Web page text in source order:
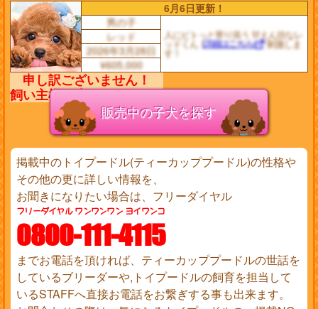
6月6日更新！
男の子
人にピトっと寄り添う 甘えん坊なレ
ッドくん！ 母性本能Maxで刺激しま
す！
詳細はこちら
レッド
2026年3月28日
¥605,000
販売中の子犬を探す
掲載中のトイプードル(ティーカッププードル)の性格や
その他の更に詳しい情報を、
お聞きになりたい場合は、フリーダイヤル
0800-111-4115
フリーダイヤル ワンワンワン ヨイワンコ
までお電話を頂ければ、ティーカッププードルの世話を
しているブリーダーや,トイプードルの飼育を担当して
いるSTAFFへ直接お電話をお繋ぎする事も出来ます。